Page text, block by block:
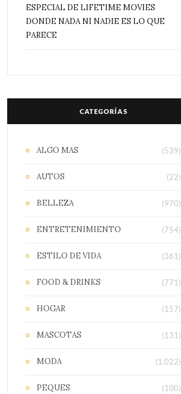
ESPECIAL DE LIFETIME MOVIES
DONDE NADA NI NADIE ES LO QUE
PARECE
CATEGORÍAS
ALGO MAS (539)
AUTOS (22)
BELLEZA (970)
ENTRETENIMIENTO (754)
ESTILO DE VIDA (361)
FOOD & DRINKS (771)
HOGAR (157)
MASCOTAS (131)
MODA (1.022)
PEQUES (100)